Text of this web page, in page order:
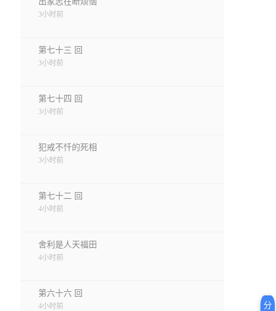
3小时前
第七十三 回
3小时前
第七十四 回
3小时前
犯戒不忏的死相
3小时前
第七十二 回
4小时前
舍利是人天福田
4小时前
第六十六 回
4小时前
分